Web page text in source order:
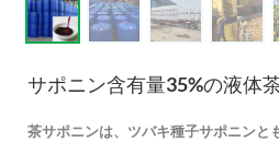
サポニン含有量35%の液体
茶サポニンは、ツバキ種子サポニンと